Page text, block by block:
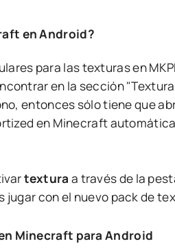
en Android?
para las texturas en
en la sección
entonces sólo tiene que
en Minecraft
textura a través de la
jugar con el nuevo pack de
Minecraft para Android